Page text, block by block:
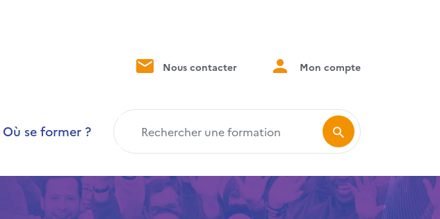
Nous contacter Mon compte
Où se former ?